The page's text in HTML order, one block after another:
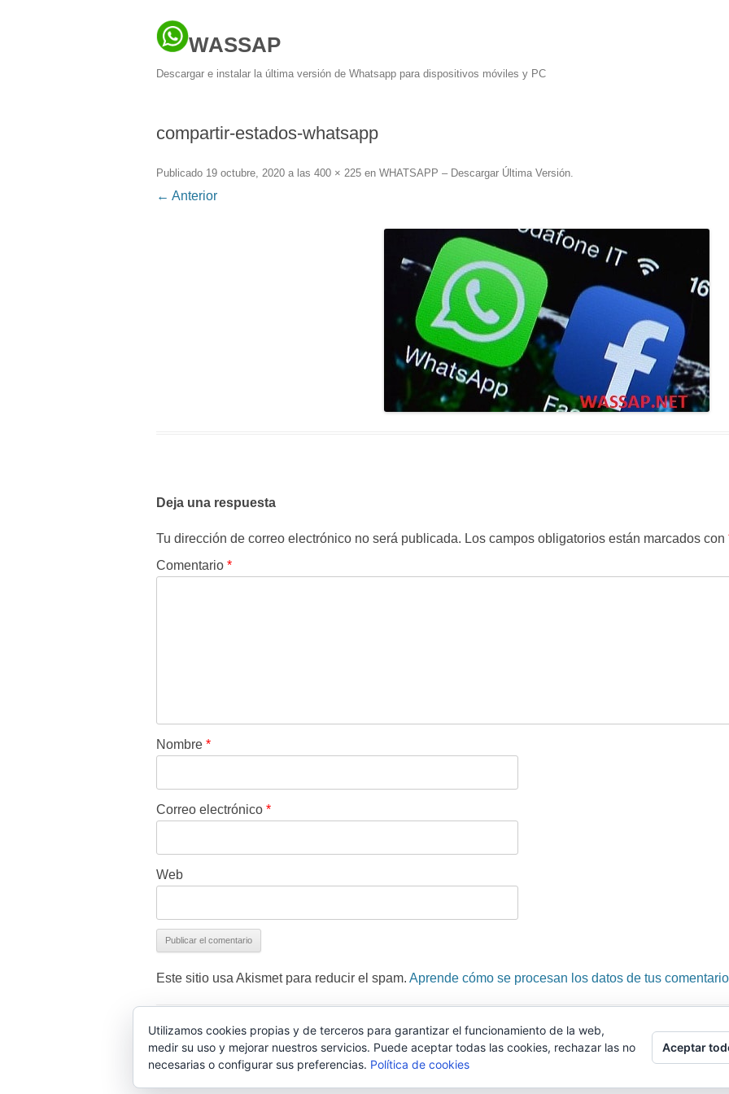
WASSAP
Descargar e instalar la última versión de Whatsapp para dispositivos móviles y PC
compartir-estados-whatsapp
Publicado 19 octubre, 2020 a las 400 × 225 en WHATSAPP – Descargar Última Versión.
← Anterior
Deja una respuesta
Tu dirección de correo electrónico no será publicada. Los campos obligatorios están marcados con
Comentario *
Nombre *
Correo electrónico *
Web
Este sitio usa Akismet para reducir el spam. Aprende cómo se procesan los datos de tus
Wassap.net proporciona ayuda no oficial para la aplicación WhatsApp. La marca pertenece a Facebook y no tenemos relación
|| Política de privacidad
Utilizamos cookies propias y de terceros para garantizar el funcionamiento de la web,
medir su uso y mejorar nuestros servicios. Puede aceptar todas las cookies, rechazar las no
necesarias o configurar sus preferencias. Política de cookies
Aceptar